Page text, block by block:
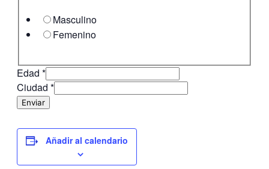
Masculino
Femenino
Edad *
Ciudad *
Enviar
Añadir al calendario